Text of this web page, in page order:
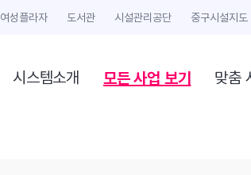
여성플라자 도서관 시설관리공단 중구시설지도
시스템소개 모든 사업 보기 맞춤